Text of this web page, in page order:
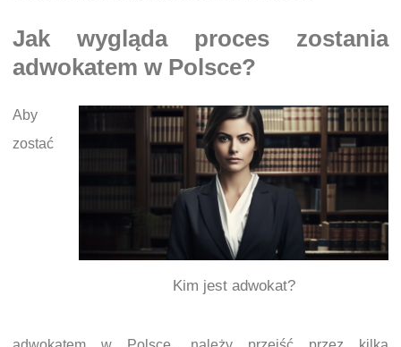
Jak wygląda proces zostania
adwokatem w Polsce?
Kim jest adwokat?
Aby
zostać